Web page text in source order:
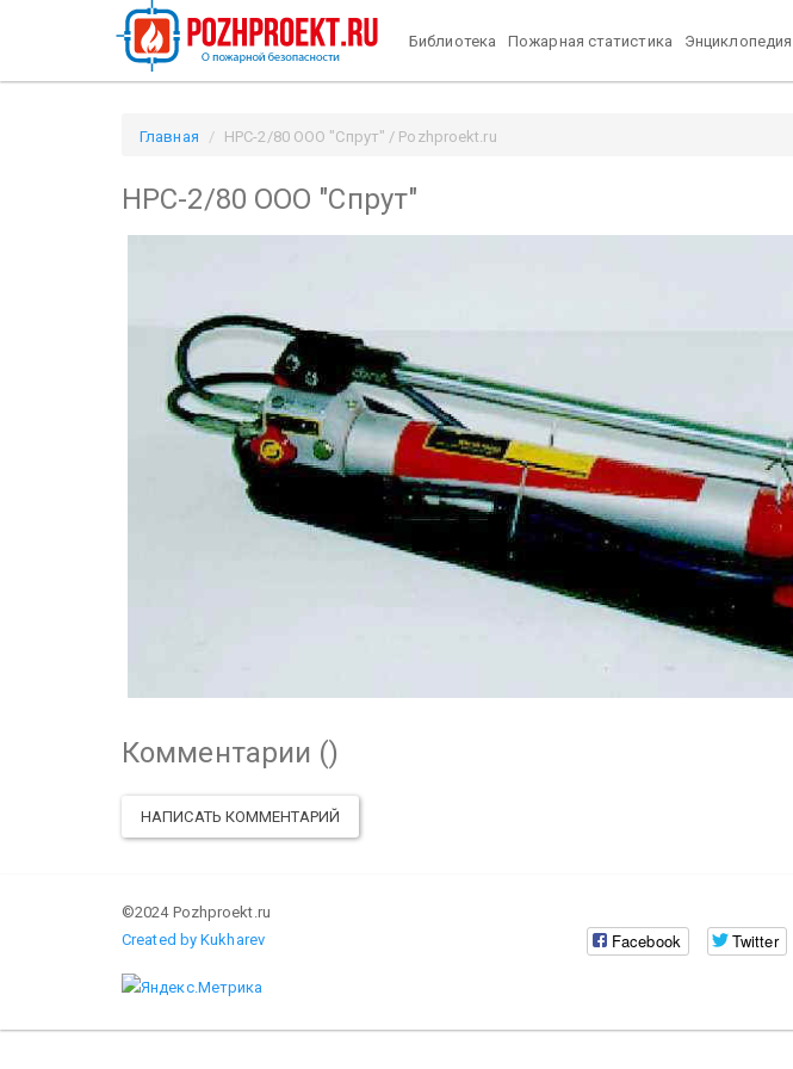
Библиотека Пожарная статистика Энциклопедия
Главная НРС-2/80 ООО "Спрут" / Pozhproekt.ru
НРС-2/80 ООО "Спрут"
Комментарии ()
НАПИСАТЬ КОММЕНТАРИЙ
©2024 Pozhproekt.ru
Created by Kukharev
Facebook Twitter